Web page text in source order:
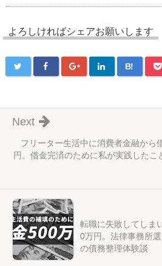
よろしければシェアお願いします
B!
フリーター生活中に消費者金融から
円。借金完済のために私が実践したこ
Next
転職に失敗してしま
0万円。法律事務所
の債務整理体験談